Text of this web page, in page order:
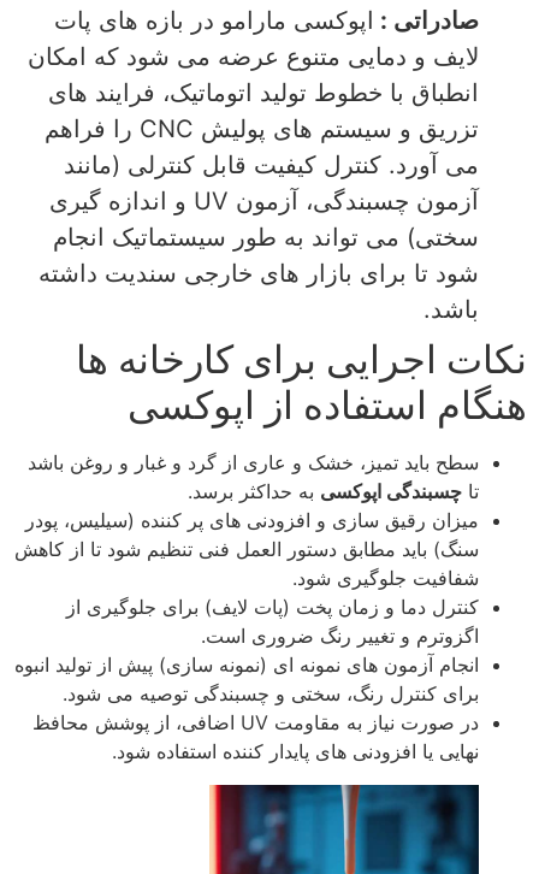
صادراتی : اپوکسی مارامو در بازه‌ های پات‌
لایف و دمایی متنوع عرضه می‌ شود که امکان
انطباق با خطوط تولید اتوماتیک، فرایند های
تزریق و سیستم‌ های پولیش CNC را فراهم
می‌ آورد. کنترل کیفیت قابل کنترلی (مانند
آزمون چسبندگی، آزمون UV و اندازه‌ گیری
سختی) می‌ تواند به‌ طور سیستماتیک انجام
شود تا برای بازار های خارجی سندیت داشته
باشد.
نکات اجرایی برای کارخانه‌ ها
هنگام استفاده از اپوکسی
سطح باید تمیز، خشک و عاری از گرد و غبار و روغن باشد
تا چسبندگی اپوکسی به حداکثر برسد.
میزان رقیق‌ سازی و افزودنی‌ های پر کننده (سیلیس، پودر
سنگ) باید مطابق دستور العمل فنی تنظیم شود تا از کاهش
شفافیت جلوگیری شود.
کنترل دما و زمان پخت (پات‌ لایف) برای جلوگیری از
اگزوترم و تغییر رنگ ضروری است.
انجام آزمون‌ های نمونه‌ ای (نمونه‌ سازی) پیش از تولید انبوه
برای کنترل رنگ، سختی و چسبندگی توصیه می‌ شود.
در صورت نیاز به مقاومت UV اضافی، از پوشش محافظ
نهایی یا افزودنی‌ های پایدار کننده استفاده شود.